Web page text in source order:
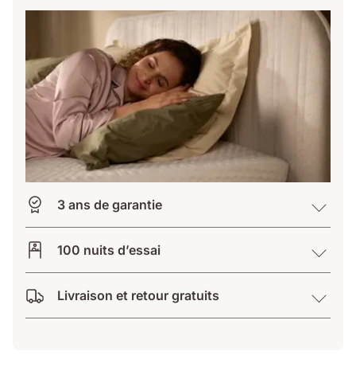
3 ans de garantie
100 nuits d’essai
Livraison et retour gratuits